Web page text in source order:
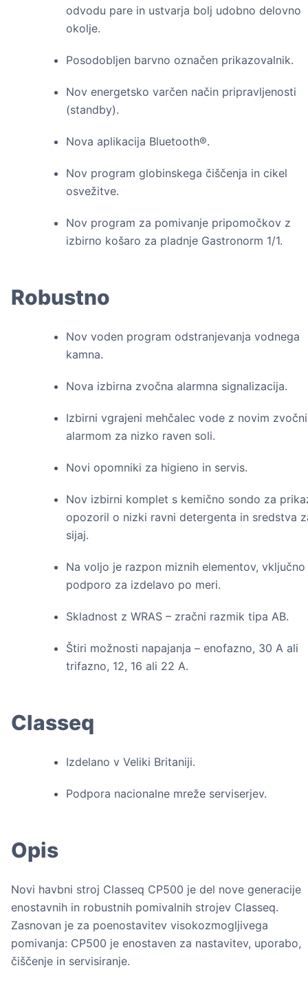
odvodu pare in ustvarja bolj udobno delovno
okolje.
Posodobljen barvno označen prikazovalnik.
Nov energetsko varčen način pripravljenosti
(standby).
Nova aplikacija Bluetooth®.
Nov program globinskega čiščenja in cikel
osvežitve.
Nov program za pomivanje pripomočkov z
izbirno košaro za pladnje Gastronorm 1/1.
Robustno
Nov voden program odstranjevanja vodnega
kamna.
Nova izbirna zvočna alarmna signalizacija.
Izbirni vgrajeni mehčalec vode z novim
alarmom za nizko raven soli.
Novi opomniki za higieno in servis.
Nov izbirni komplet s kemično sondo za
opozoril o nizki ravni detergenta in sredstva
sijaj.
Na voljo je razpon miznih elementov, vključno
podporo za izdelavo po meri.
Skladnost z WRAS – zračni razmik tipa AB.
Štiri možnosti napajanja – enofazno, 30 A ali
trifazno, 12, 16 ali 22 A.
Classeq
Izdelano v Veliki Britaniji.
Podpora nacionalne mreže serviserjev.
Opis
Novi havbni stroj Classeq CP500 je del nove generacije
enostavnih in robustnih pomivalnih strojev Classeq.
Zasnovan je za poenostavitev visokozmogljivega
pomivanja: CP500 je enostaven za nastavitev, uporabo,
čiščenje in servisiranje.